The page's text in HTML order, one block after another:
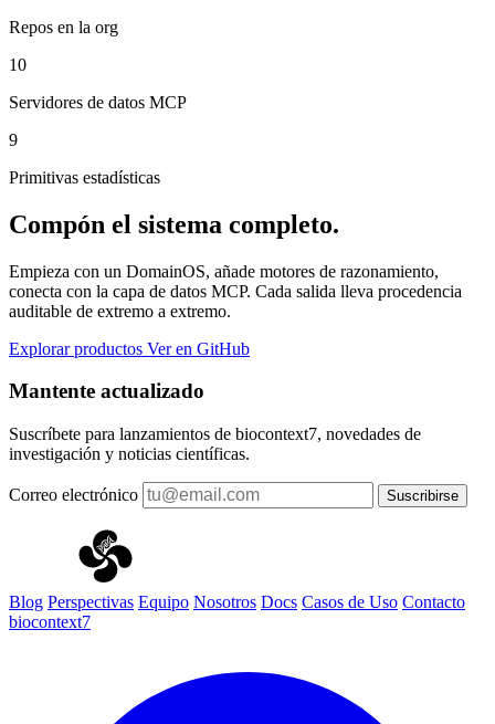
Repos en la org
10
Servidores de datos MCP
9
Primitivas estadísticas
Compón el sistema completo.
Empieza con un DomainOS, añade motores de razonamiento,
conecta con la capa de datos MCP. Cada salida lleva procedencia
auditable de extremo a extremo.
Explorar productos Ver en GitHub
Mantente actualizado
Suscríbete para lanzamientos de biocontext7, novedades de
investigación y noticias científicas.
Correo electrónico Suscribirse
Blog Perspectivas Equipo Nosotros Docs Casos de Uso Contacto
biocontext7